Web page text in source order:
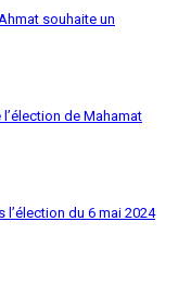
souhaite un
l’élection de Mahamat
l’élection du 6 mai 2024